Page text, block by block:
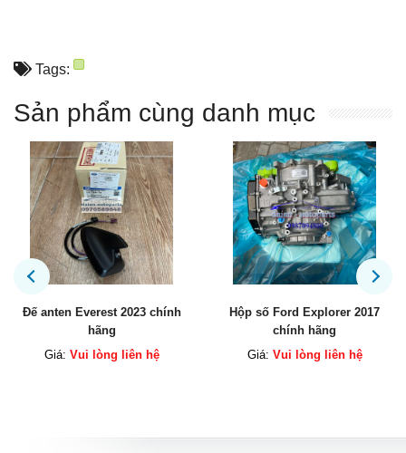
Tags:
Sản phẩm cùng danh mục
Hộp số Ford Explorer 2017
chính hãng
Giá:Vui lòng liên hệ
Két sinh hàn động cơ Explorer
chính hãng
Giá:Vui lòng liên hệ